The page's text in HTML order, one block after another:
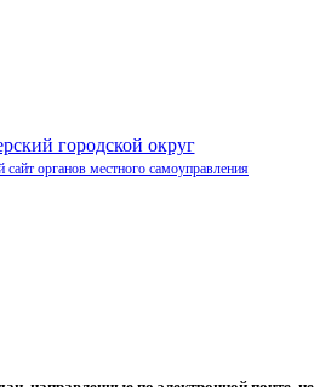
городской округ
органов местного самоуправления